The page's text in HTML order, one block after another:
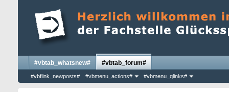
#vbtab_whatsnew# #vbtab_forum#
#vbflink_newposts# #vbmenu_actions# #vbmenu_qlinks#